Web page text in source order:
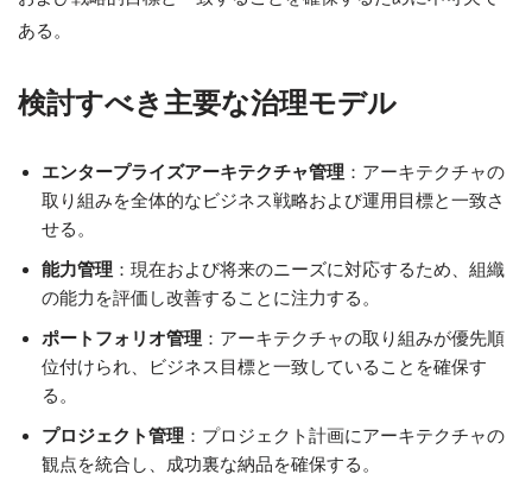
ある。
検討すべき主要な治理モデル
エンタープライズアーキテクチャ管理 ：アーキテクチャの
取り組みを全体的なビジネス戦略および運用目標と一致さ
せる。
能力管理 ：現在および将来のニーズに対応するため、組織
の能力を評価し改善することに注力する。
ポートフォリオ管理 ：アーキテクチャの取り組みが優先順
位付けられ、ビジネス目標と一致していることを確保す
る。
プロジェクト管理 ：プロジェクト計画にアーキテクチャの
観点を統合し、成功裏な納品を確保する。